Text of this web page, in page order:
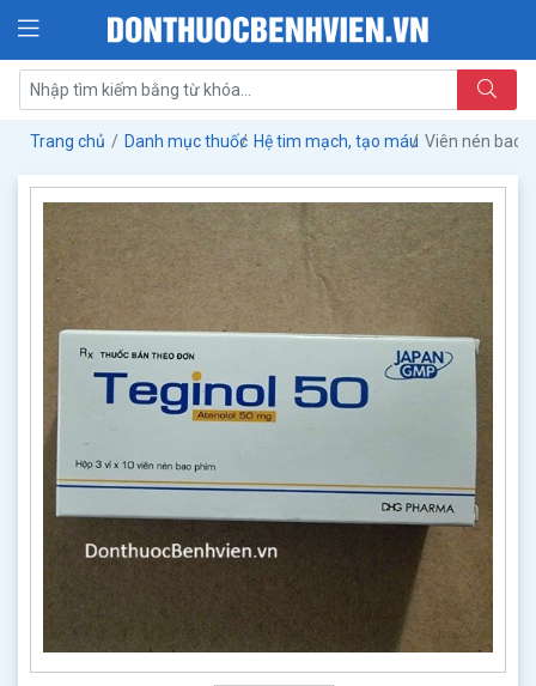
Trang chủ Danh mục thuốc Hệ tim mạch, tạo máu Viên nén bao